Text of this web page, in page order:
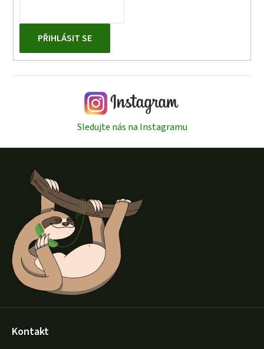
PŘIHLÁSIT SE
Sledujte nás na Instagramu
Kontakt